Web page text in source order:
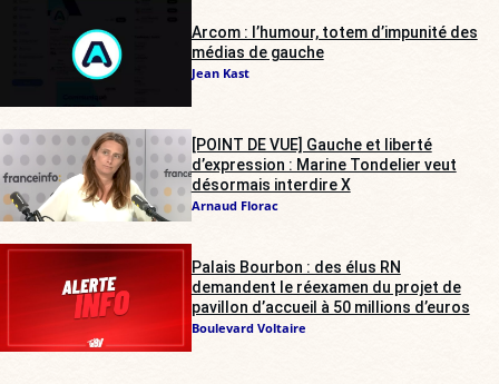
Arcom : l’humour, totem d’impunité des
médias de gauche
Jean Kast
[POINT DE VUE] Gauche et liberté
d’expression : Marine Tondelier veut
désormais interdire X
Arnaud Florac
Palais Bourbon : des élus RN
demandent le réexamen du projet de
pavillon d’accueil à 50 millions d’euros
Boulevard Voltaire